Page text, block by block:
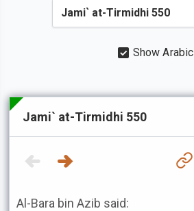
Show Arabic
Jami` at-Tirmidhi 550
Al-Bara bin Azib said: